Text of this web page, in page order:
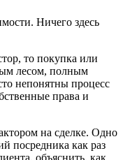
Ничего здесь
то покупка или
лесом, полным
непонятны процесс
права и
на сделке. Одно
посредника как раз
объяснить, как